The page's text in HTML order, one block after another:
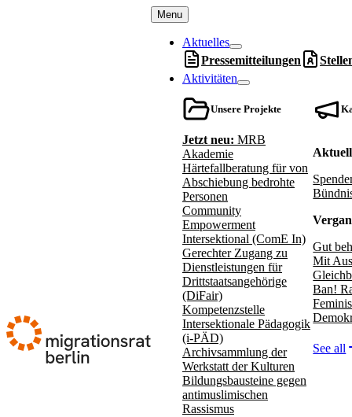
Menu
Aktuelles
Pressemitteilungen
Aktivitäten
Unsere Projekte
Jetzt neu: MRB
Akademie
Härtefallberatung für von
Abschiebung bedrohte
Personen
Community
Empowerment
Intersektional (ComE In)
Gerechter Zugang zu
Dienstleistungen für
Drittstaatsangehörige
(DiFair)
Kompetenzstelle
Intersektionale Pädagogik
(i-PÄD)
Archivsammlung der
Werkstatt der Kulturen
Bildungsbausteine gegen
antimuslimischen
Rassismus
Gut
Mit
Ban!
See all